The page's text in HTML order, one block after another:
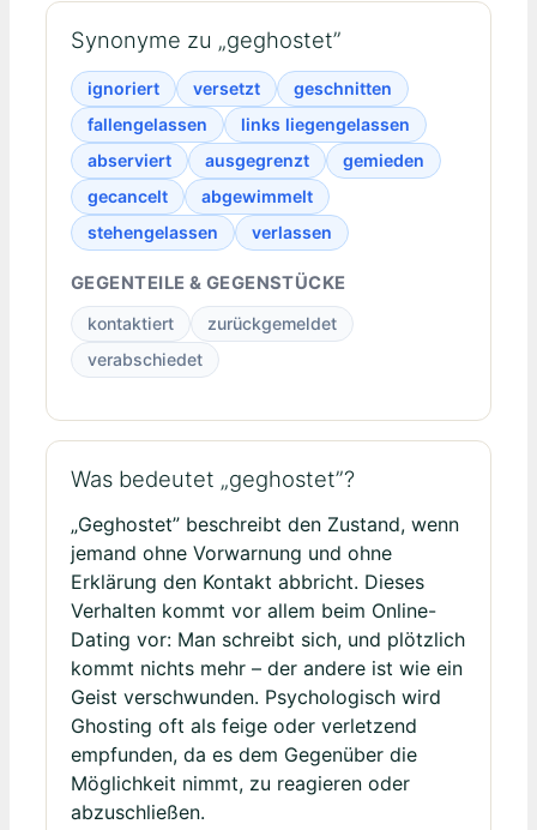
Synonyme zu „geghostet”
ignoriert versetzt
geschnitten
fallengelassen
links liegengelassen
abserviert
ausgegrenzt
gemieden
gecancelt
abgewimmelt
stehengelassen
verlassen
GEGENTEILE & GEGENSTÜCKE
kontaktiert
zurückgemeldet
verabschiedet
Was bedeutet „geghostet”?
„Geghostet” beschreibt den Zustand, wenn
jemand ohne Vorwarnung und ohne
Erklärung den Kontakt abbricht. Dieses
Verhalten kommt vor allem beim Online-
Dating vor: Man schreibt sich, und plötzlich
kommt nichts mehr – der andere ist wie ein
Geist verschwunden. Psychologisch wird
Ghosting oft als feige oder verletzend
empfunden, da es dem Gegenüber die
Möglichkeit nimmt, zu reagieren oder
abzuschließen.